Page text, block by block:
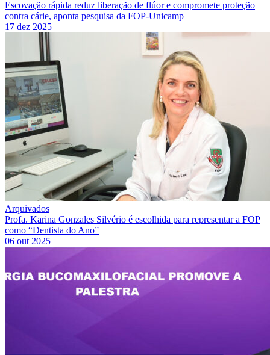
Escovação rápida reduz liberação de flúor e compromete proteção
contra cárie, aponta pesquisa da FOP-Unicamp
17 dez 2025
Arquivados
Profa. Karina Gonzales Silvério é escolhida para representar a FOP
como “Dentista do Ano”
06 out 2025